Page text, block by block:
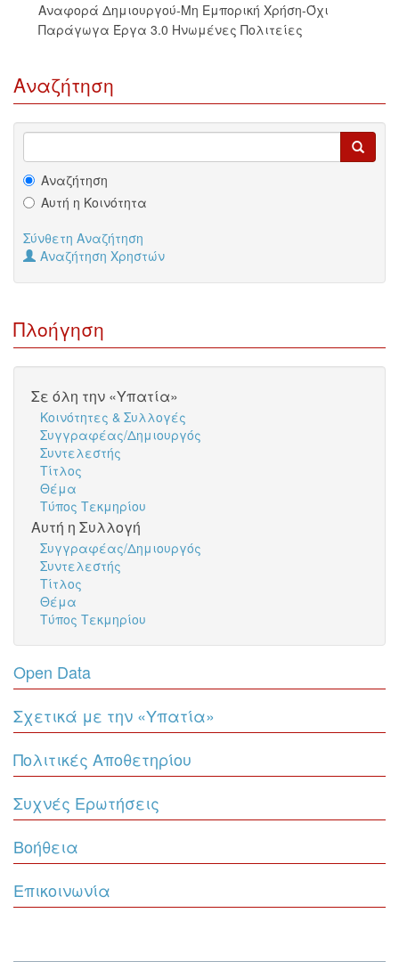
Αναφορά Δημιουργού-Μη Εμπορική Χρήση-Όχι
Παράγωγα Έργα 3.0 Ηνωμένες Πολιτείες
Αναζήτηση
Αναζήτηση
Αυτή η Κοινότητα
Σύνθετη Αναζήτηση
Αναζήτηση Χρηστών
Πλοήγηση
Σε όλη την «Υπατία»
Κοινότητες & Συλλογές
Συγγραφέας/Δημιουργός
Συντελεστής
Τίτλος
Θέμα
Τύπος Τεκμηρίου
Αυτή η Συλλογή
Συγγραφέας/Δημιουργός
Συντελεστής
Τίτλος
Θέμα
Τύπος Τεκμηρίου
Open Data
Σχετικά με την «Υπατία»
Πολιτικές Αποθετηρίου
Συχνές Ερωτήσεις
Βοήθεια
Επικοινωνία